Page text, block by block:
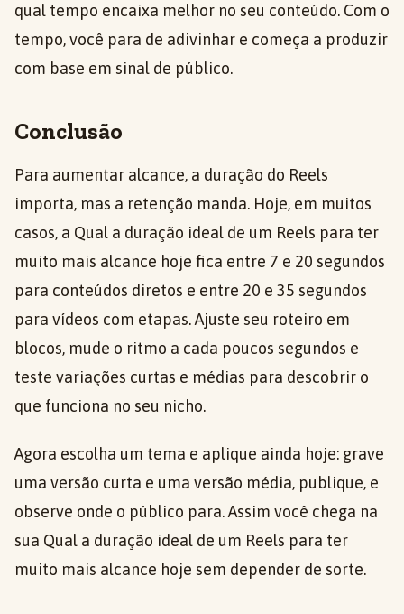
qual tempo encaixa melhor no seu conteúdo. Com o
tempo, você para de adivinhar e começa a produzir
com base em sinal de público.
Conclusão
Para aumentar alcance, a duração do Reels
importa, mas a retenção manda. Hoje, em muitos
casos, a Qual a duração ideal de um Reels para ter
muito mais alcance hoje fica entre 7 e 20 segundos
para conteúdos diretos e entre 20 e 35 segundos
para vídeos com etapas. Ajuste seu roteiro em
blocos, mude o ritmo a cada poucos segundos e
teste variações curtas e médias para descobrir o
que funciona no seu nicho.
Agora escolha um tema e aplique ainda hoje: grave
uma versão curta e uma versão média, publique, e
observe onde o público para. Assim você chega na
sua Qual a duração ideal de um Reels para ter
muito mais alcance hoje sem depender de sorte.